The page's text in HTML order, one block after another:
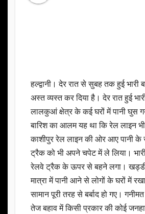
हल्द्वानी। देर रात से सुबह तक हुई भारी
अस्त व्यस्त कर दिया है। देर रात हुई
लालकुआं क्षेत्र के कई घरों में पानी घुस
बारिश का आलम यह था कि रेल लाइन
काशीपुर रेल लाइन की ओर आए पानी
ट्रैक को भी अपने चपेट में ले लिया। भारी
रेलवे ट्रैक के ऊपर से बहने लगा। खड्डी
मात्रा में पानी आने से लोगों के घरों में
सामान पूरी तरह से बर्बाद हो गए।
तेज बहाव में किसी प्रकार की कोई